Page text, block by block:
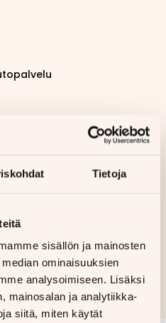
Tietoja
sisällön ja mainosten
ominaisuuksien
analysoimiseen. Lisäksi
mainosalan ja analytiikka-
siitä, miten käytät
175,96 €
vakuutuksesta
ja edellyttää hyväksytyn
kaskovakuutuksen.